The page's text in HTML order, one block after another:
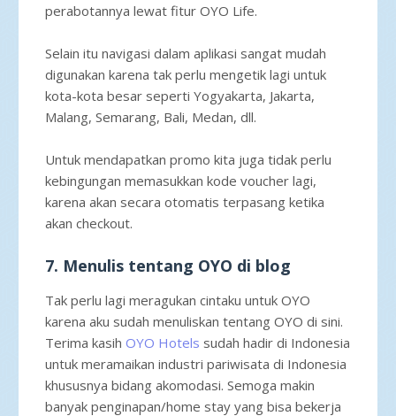
perabotannya lewat fitur OYO Life.
Selain itu navigasi dalam aplikasi sangat mudah
digunakan karena tak perlu mengetik lagi untuk
kota-kota besar seperti Yogyakarta, Jakarta,
Malang, Semarang, Bali, Medan, dll.
Untuk mendapatkan promo kita juga tidak perlu
kebingungan memasukkan kode voucher lagi,
karena akan secara otomatis terpasang ketika
akan checkout.
7. Menulis tentang OYO di blog
Tak perlu lagi meragukan cintaku untuk OYO
karena aku sudah menuliskan tentang OYO di sini.
Terima kasih OYO Hotels sudah hadir di Indonesia
untuk meramaikan industri pariwisata di Indonesia
khususnya bidang akomodasi. Semoga makin
banyak penginapan/home stay yang bisa bekerja